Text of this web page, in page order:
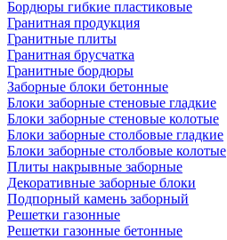
Бордюры гибкие пластиковые
Гранитная продукция
Гранитные плиты
Гранитная брусчатка
Гранитные бордюры
Заборные блоки бетонные
Блоки заборные стеновые гладкие
Блоки заборные стеновые колотые
Блоки заборные столбовые гладкие
Блоки заборные столбовые колотые
Плиты накрывные заборные
Декоративные заборные блоки
Подпорный камень заборный
Решетки газонные
Решетки газонные бетонные